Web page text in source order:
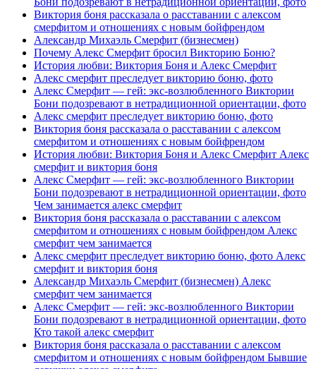
Виктория боня рассказала о расставании с алексом
смерфитом и отношениях с новым бойфрендом
Александр Михаэль Смерфит (бизнесмен)
Почему Алекс Смерфит бросил Викторию Боню?
История любви: Виктория Боня и Алекс Смерфит
Алекс смерфит преследует викторию боню, фото
Алекс Смерфит — гей: экс-возлюбленного Виктории
Бони подозревают в нетрадиционной ориентации, фото
Алекс смерфит преследует викторию боню, фото
Виктория боня рассказала о расставании с алексом
смерфитом и отношениях с новым бойфрендом
История любви: Виктория Боня и Алекс Смерфит Алекс
смерфит и виктория боня
Алекс Смерфит — гей: экс-возлюбленного Виктории
Бони подозревают в нетрадиционной ориентации, фото
Чем занимается алекс смерфит
Виктория боня рассказала о расставании с алексом
смерфитом и отношениях с новым бойфрендом Алекс
смерфит чем занимается
Алекс смерфит преследует викторию боню, фото Алекс
смерфит и виктория боня
Александр Михаэль Смерфит (бизнесмен) Алекс
смерфит чем занимается
Алекс Смерфит — гей: экс-возлюбленного Виктории
Бони подозревают в нетрадиционной ориентации, фото
Кто такой алекс смерфит
Виктория боня рассказала о расставании с алексом
смерфитом и отношениях с новым бойфрендом Бывшие